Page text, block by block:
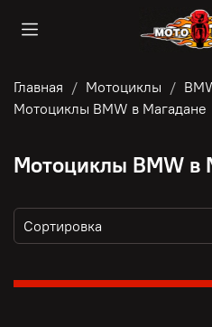
Главная Мотоциклы
Мотоциклы BMW в Магадане
Мотоциклы BMW в